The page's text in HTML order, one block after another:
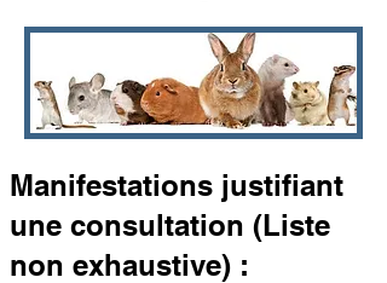
​​Manifestations justifiant
une consultation (Liste
non exhaustive) :